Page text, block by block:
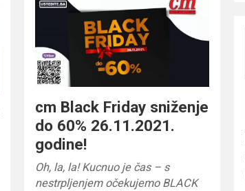
cm Black Friday sniženje
do 60% 26.11.2021.
godine!
Oh, la, la! Kucnuo je čas – s
nestrpljenjem očekujemo BLACK